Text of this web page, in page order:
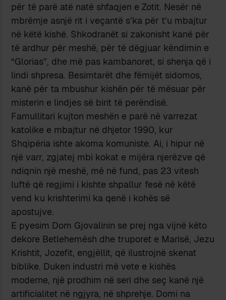
për të parë atë natë shfaqjen e Zotit. Nesër në
mbrëmje asnjë rit i veçantë s’ka për t’u mbajtur
në këtë kishë. Shkodranët si zakonisht kanë për
të ardhur për meshë, për të dëgjuar këndimin e
“Glorias”, dhe më pas kambanoret, si shenja që i
lindi shpresa. Besimtarët dhe fëmijët sidomos,
kanë për ta mbushur kishën për të mësuar për
misterin e lindjes së birit të perëndisë.
Famullitari kujton meshën e parë në varrezat
katolike e mbajtur në dhjetor 1990, kur
Shqipëria ishte akoma komuniste. Ai, i hipur në
një varr, zgjatej mbi kokat e mijëra njerëzve që
ndiqnin një meshë, më në fund, pas 23 vitesh
luftë që regjimi i kishte shpallur fesë në këtë
vend ku krishterimi ka qenë i kohës së
apostujve.
E pyesim Dom Gjovalinin se prej nga vijnë këto
dekore Betlehemësh dhe truporet e Marisë, Jezu
Krishtit, Jozefit, engjëllit, që ilustrojnë skenat
biblike. Duken industri më vete e kishës
moderne, një prodhim në seri dhe seç kanë një
artificialitet në ngjyra, në shprehje. Domi na